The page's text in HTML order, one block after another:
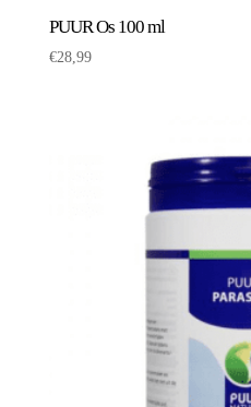
PUUR Os 100 ml
€28,99